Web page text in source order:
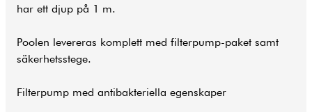
har ett djup på 1 m.
Poolen levereras komplett med filterpump-paket samt
säkerhetsstege.
Filterpump med antibakteriella egenskaper